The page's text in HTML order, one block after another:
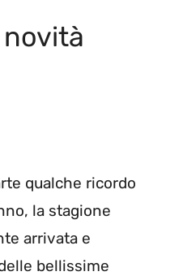
qualche ricordo
la stagione
arrivata e
bellissime